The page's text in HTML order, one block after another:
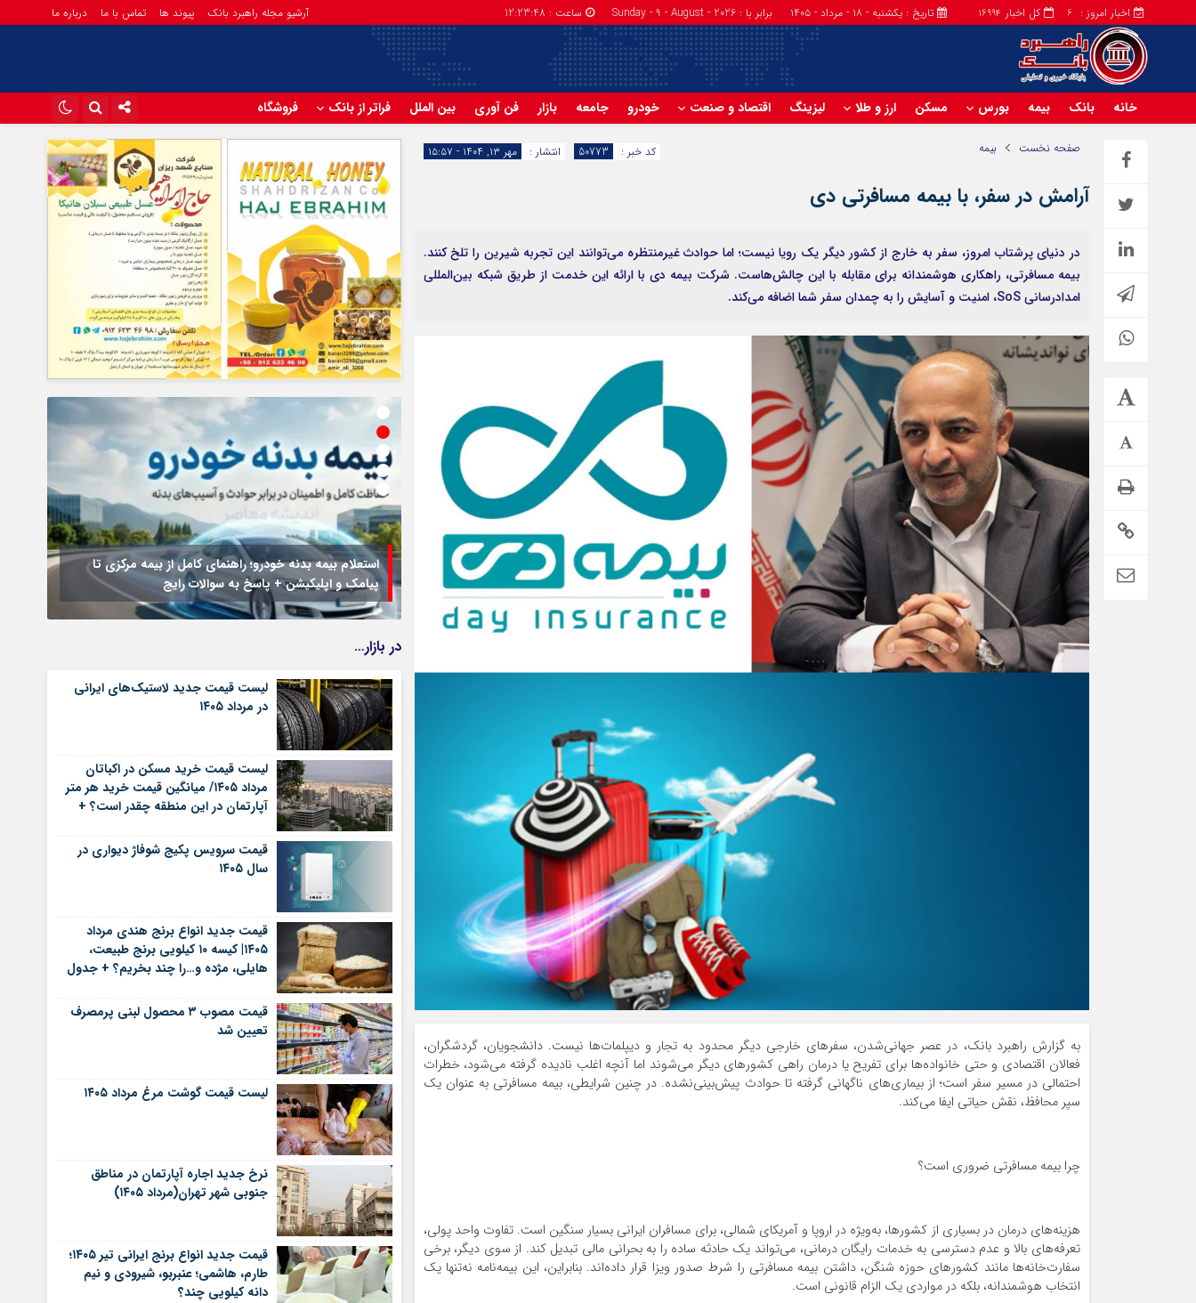
کل اخبار 16994 اخبار امروز : 6 تاریخ : یکشنبه - ۱۸ - مرداد - ۱۴۰۵ برابر با : Sunday - 9 - August - 2026 ساعت : 12:23:49 آرشیو مجله راهبرد بانک پیوند ها تماس با ما درباره ما
خانه بانک بیمه بورس مسکن ارز و طلا لیزینگ اقتصاد و صنعت خودرو جامعه بازار فن آوری بین الملل فراتر از بانک فروشگاه
اینستاگرام
تلگرام
آپارات
صفحه نخست بیمه انتشار : مهر ۱۳, ۱۴۰۴ - ۱۵:۵۷ کد خبر : 50773
آرامش در سفر، با بیمه مسافرتی دی
در دنیای پرشتاب امروز، سفر به خارج از کشور دیگر یک رویا نیست؛ اما حوادث غیرمنتظره می‌توانند این تجربه شیرین را تلخ کنند.
بیمه مسافرتی، راهکاری هوشمندانه برای مقابله با این چالش‌هاست. شرکت بیمه دی با ارائه این خدمت از طریق شبکه بین‌المللی
امدادرسانی SoS، امنیت و آسایش را به چمدان سفر شما اضافه می‌کند.
به گزارش راهبرد بانک، در عصر جهانی‌شدن، سفرهای خارجی دیگر محدود به تجار و دیپلمات‌ها نیست. دانشجویان، گردشگران،
فعالان اقتصادی و حتی خانواده‌ها برای تفریح یا درمان راهی کشورهای دیگر می‌شوند اما آنچه اغلب نادیده گرفته می‌شود، خطرات
احتمالی در مسیر سفر است؛ از بیماری‌های ناگهانی گرفته تا حوادث پیش‌بینی‌نشده. در چنین شرایطی، بیمه مسافرتی به عنوان یک
سپر محافظ، نقش حیاتی ایفا می‌کند.
چرا بیمه مسافرتی ضروری است؟
هزینه‌های درمان در بسیاری از کشورها، به‌ویژه در اروپا و آمریکای شمالی، برای مسافران ایرانی بسیار سنگین است. تفاوت واحد پولی،
تعرفه‌های بالا و عدم دسترسی به خدمات رایگان درمانی، می‌تواند یک حادثه ساده را به بحرانی مالی تبدیل کند. از سوی دیگر، برخی
سفارت‌خانه‌ها مانند کشورهای حوزه شنگن، داشتن بیمه مسافرتی را شرط صدور ویزا قرار داده‌اند. بنابراین، این بیمه‌نامه نه‌تنها یک
انتخاب هوشمندانه، بلکه در مواردی یک الزام قانونی است.
تمدید خودکار بیمه سلامت دهک‌های اقتصادی ۱ تا ۵ تهران
وام فوری بی دردسر بدون ضامن قرض الحسنه | شرایط
دریافت تسهیلات سریع و کم‌بهره | جزئیات ثبت درخواست
وام آسان
استعلام بیمه بدنه خودرو؛ راهنمای کامل از بیمه مرکزی تا
پیامک و اپلیکیشن + پاسخ به سوالات رایج
در بازار…
لیست قیمت جدید لاستیک‌های ایرانی
در مرداد ۱۴۰۵
لیست قیمت خرید مسکن در اکباتان
مرداد ۱۴۰۵/ میانگین قیمت خرید هر متر
آپارتمان در این منطقه چقدر است؟ +
قیمت سرویس پکیج شوفاژ دیواری در
سال ۱۴۰۵
قیمت جدید انواع برنج هندی مرداد
۱۴۰۵| کیسه ۱۰ کیلویی برنج طبیعت،
هایلی، مژده و…را چند بخریم؟ + جدول
قیمت مصوب ۳ محصول لبنی پرمصرف
تعیین شد
لیست قیمت گوشت مرغ مرداد ۱۴۰۵
نرخ جدید اجاره آپارتمان در مناطق
جنوبی شهر تهران(مرداد ۱۴۰۵)
قیمت جدید انواع برنج ایرانی تیر ۱۴۰۵؛
طارم، هاشمی؛ عنبربو، شیرودی و نیم
دانه کیلویی چند؟